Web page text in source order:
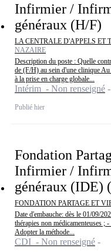
Infirmier /
généraux (H/F)
LA CENTRALE D'APPELS
NAZAIRE
Description du poste : Quelle
de (F/H) au sein d'une clinique
à la prise en charge globale...
Intérim - Non renseigné
Publié hier
Fondation
Infirmier /
généraux (IDE)
FONDATION PARTAGE ET
Date d'embauche: dès le 01/09/
thérapies non médicamenteuses ;
Adopter la méthode...
CDI - Non renseigné